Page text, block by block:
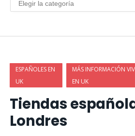
ESPAÑOLES EN
UK
MÁS INFORMACIÓN
EN UK
Tiendas
Londres